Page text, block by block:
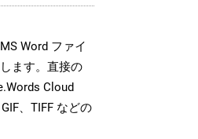
Word ファイ
ます。直接の
Cloud
、TIFF などの